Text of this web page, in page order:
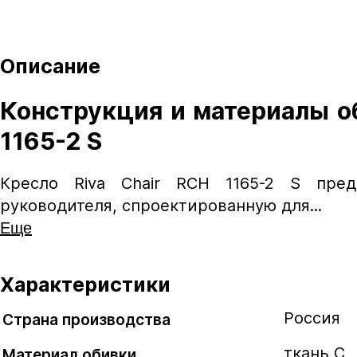
Механизм
конструкция, тем комфортнее
DMS
Механизм качания DMS позволяет
Описание
Конструкция и материалы
1165-2 S
Кресло Riva Chair RCH 1165-2 S
руководителя, спроектированную для...
Еще
Характеристики
Страна производства Россия
ткань C